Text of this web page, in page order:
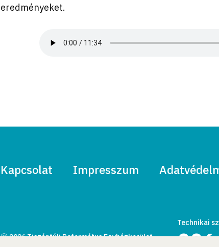
eredményeket.
Kapcsolat Impresszum
Ⓒ 2026 Tiszántúli Református Egyházkerület.
Technikai